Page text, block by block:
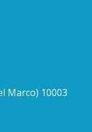
Marco) 10003